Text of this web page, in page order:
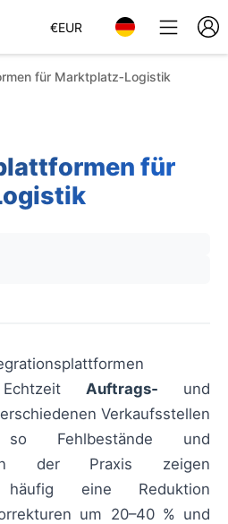
€EUR
für Marktplatz‑Logistik
für
Auftrags‑ und
Verkaufsstellen
Fehlbestände und
in der Praxis zeigen
häufig eine Reduktion
um 20–40 % und